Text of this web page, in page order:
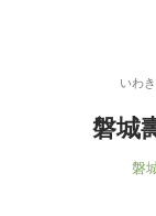
いわ
磐城
磐